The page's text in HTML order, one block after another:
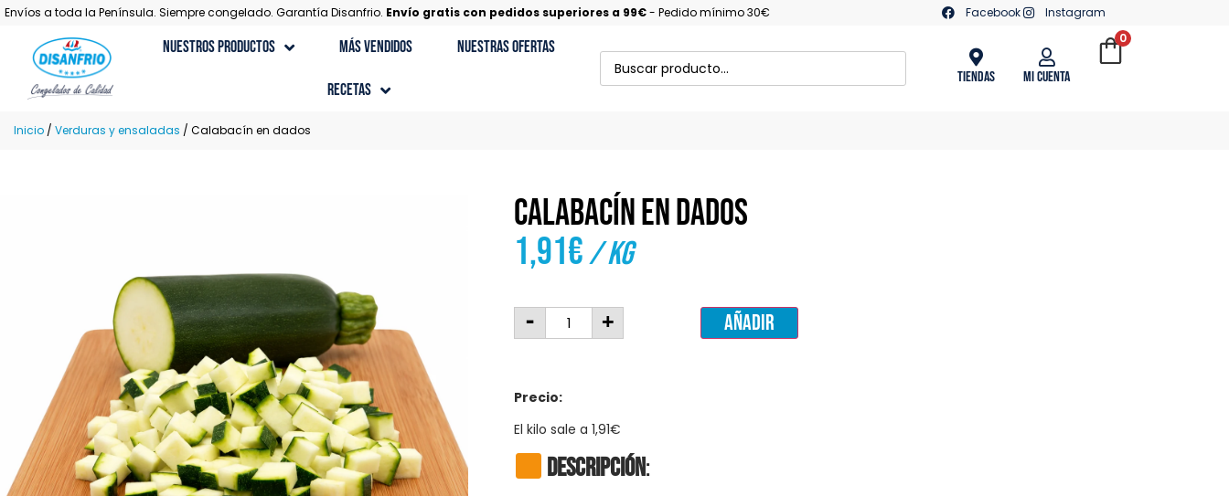
Envíos a toda la Península. Siempre congelado. Garantía Disanfrio. Envío gratis con pedidos superiores a 99€- Pedido mínimo 30€ Facebook Instagram
Nuestros Productos Más Vendidos Nuestras Ofertas
Recetas
Recetas con Carne
Recetas de Postres
Recetas con Verduras y Ensaladas
Tiendas Mi Cuenta
0
Inicio / Verduras y ensaladas / Calabacín en dados
Calabacín en dados
1,91€/ Kg
- + Añadir
Precio:
El kilo sale a 1,91€
Descripción: